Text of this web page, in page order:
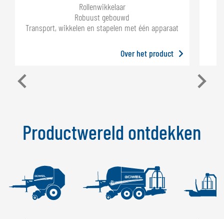
Rollenwikkelaar
Robuust gebouwd
Transport, wikkelen en stapelen met één apparaat
Over het product
Productwereld ontdekken